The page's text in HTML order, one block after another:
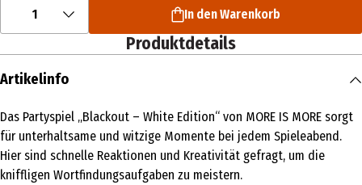
1 In den Warenkorb
Produktdetails
Artikelinfo
Das Partyspiel „Blackout – White Edition“ von MORE IS MORE sorgt
für unterhaltsame und witzige Momente bei jedem Spieleabend.
Hier sind schnelle Reaktionen und Kreativität gefragt, um die
kniffligen Wortfindungsaufgaben zu meistern.